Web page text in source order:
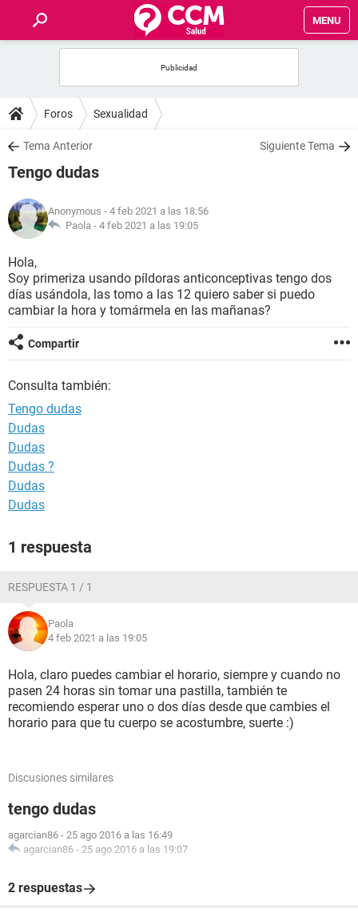
MENU
FOROS
SALUD
FAMILIA
NUTRICIÓN
BIENESTAR
SEXUALIDAD
GLOSARIO
Foros Sexualidad
Tema Anterior Siguiente Tema
Tengo dudas
Anonymous - 4 feb 2021 a las 18:56
Paola - 4 feb 2021 a las 19:05
Hola,
Soy primeriza usando píldoras anticonceptivas tengo dos
días usándola, las tomo a las 12 quiero saber si puedo
cambiar la hora y tomármela en las mañanas?
Compartir
Consulta también:
Tengo dudas
Dudas
Dudas
Dudas ?
Dudas
Dudas
1 respuesta
RESPUESTA 1 / 1
Paola
4 feb 2021 a las 19:05
Hola, claro puedes cambiar el horario, siempre y cuando no
pasen 24 horas sin tomar una pastilla, también te
recomiendo esperar uno o dos días desde que cambies el
horario para que tu cuerpo se acostumbre, suerte :)
Discusiones similares
tengo dudas
agarcian86 - 25 ago 2016 a las 16:49
agarcian86 - 25 ago 2016 a las 19:07
2 respuestas